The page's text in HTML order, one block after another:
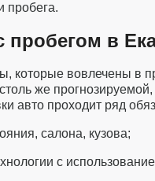
пробега.
пробегом в
которые вовлечены в
же
авто проходит ряд
салона, кузова;
с